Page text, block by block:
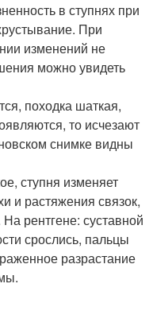
в ступнях при
При
изменений не
можно увидеть
походка шаткая,
то исчезают
снимке видны
ступня изменяет
и растяжения связок,
рентгене: суставной
срослись, пальцы
разрастание